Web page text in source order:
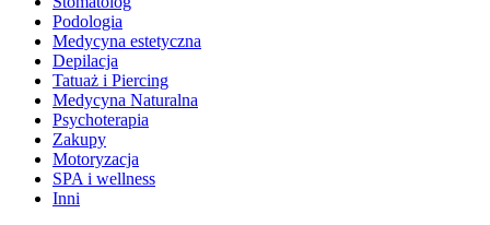
Podologia
Medycyna estetyczna
Depilacja
Tatuaż i Piercing
Medycyna Naturalna
Psychoterapia
Zakupy
Motoryzacja
SPA i wellness
Inni